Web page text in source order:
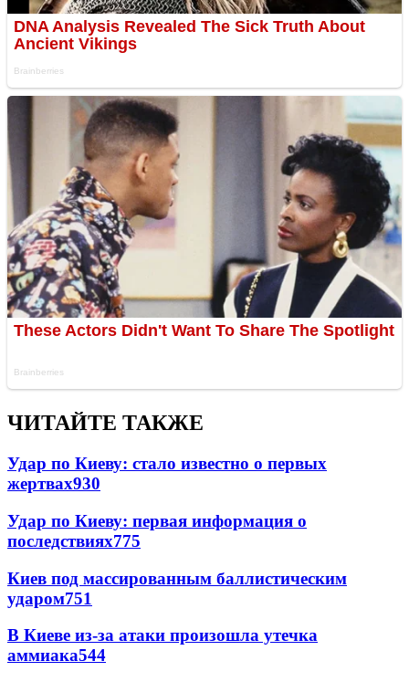
ЧИТАЙТЕ ТАКЖЕ
Удар по Киеву: стало известно о первых
жертвах930
Удар по Киеву: первая информация о
последствиях775
Киев под массированным баллистическим
ударом751
В Киеве из-за атаки произошла утечка
аммиака544